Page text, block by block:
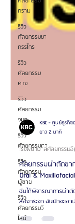
กราม
รีวิว
ศัลยกรรมขา
กรรไกร
รีวิว
ศัลยกรรม
คาง
รีวิว
ศัลยกรรม
จมูก
รีวิว
ศัลยกรรมตา
รีวิว
ศัลยกรรม
ผู้ชาย
รีวิว
ศัลยกรรมวี
ไลน์
KBC - ศูนย์ธุรกิจ
ยาว 2 นาที
โรงพยาบาลศัลยกรรม
ศัลยกรรมผ่าตัดขาก
Oral & Maxillofacial